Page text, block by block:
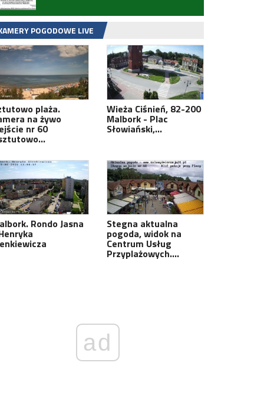
POGODOWE LIVE
plaża.
na żywo
nr 60
Wieża Ciśnień, 82-200
Malbork - Plac
Słowiański,…
Rondo Jasna Stegna aktualna
pogoda, widok na
Centrum Usług
Przyplażowych.…
ad